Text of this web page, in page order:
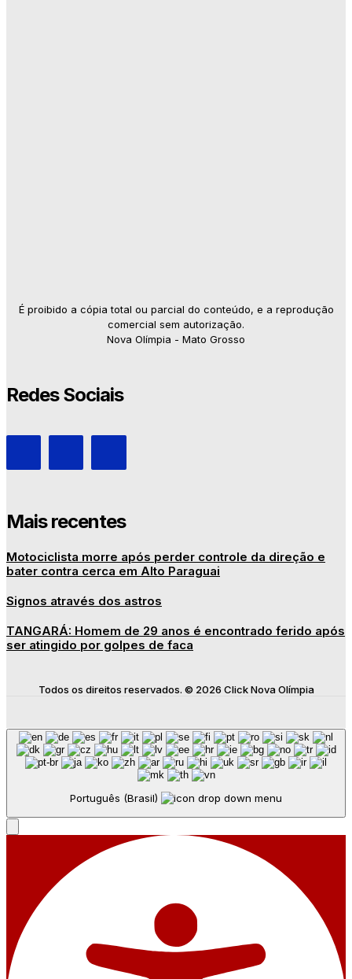
É proibido a cópia total ou parcial do conteúdo, e a reprodução
comercial sem autorização.
Nova Olímpia - Mato Grosso
Redes Sociais
Mais recentes
Motociclista morre após perder controle da direção e
bater contra cerca em Alto Paraguai
Signos através dos astros
TANGARÁ: Homem de 29 anos é encontrado ferido após
ser atingido por golpes de faca
Todos os direitos reservados. © 2026 Click Nova Olímpia
Português (Brasil)